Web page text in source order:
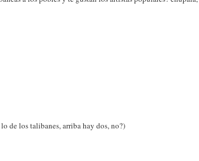
de los talibanes, arriba hay dos, no?)